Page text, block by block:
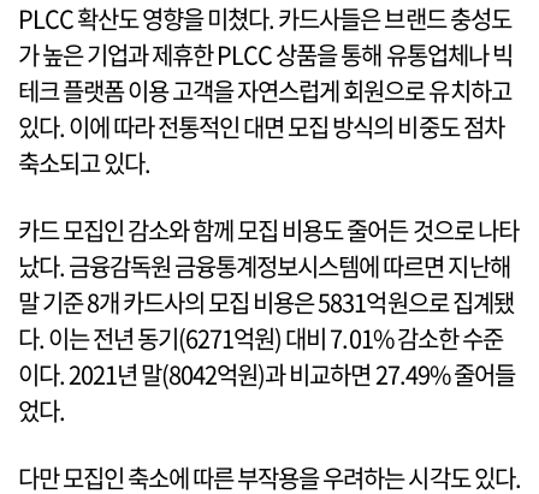
PLCC 확산도 영향을 미쳤다. 카드사들은 브랜드 충성도
가 높은 기업과 제휴한 PLCC 상품을 통해 유통업체나 빅
테크 플랫폼 이용 고객을 자연스럽게 회원으로 유치하고
있다. 이에 따라 전통적인 대면 모집 방식의 비중도 점차
축소되고 있다.
카드 모집인 감소와 함께 모집 비용도 줄어든 것으로 나타
났다. 금융감독원 금융통계정보시스템에 따르면 지난해
말 기준 8개 카드사의 모집 비용은 5831억원으로 집계됐
다. 이는 전년 동기(6271억원) 대비 7.01% 감소한 수준
이다. 2021년 말(8042억원)과 비교하면 27.49% 줄어들
었다.
다만 모집인 축소에 따른 부작용을 우려하는 시각도 있다.